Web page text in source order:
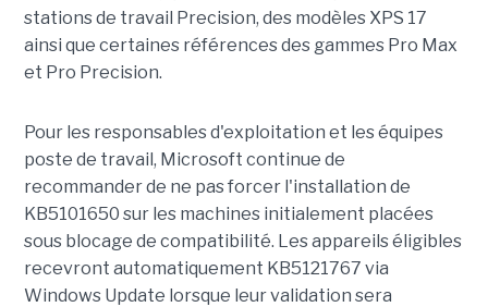
stations de travail Precision, des modèles XPS 17
ainsi que certaines références des gammes Pro Max
et Pro Precision.
Pour les responsables d'exploitation et les équipes
poste de travail, Microsoft continue de
recommander de ne pas forcer l'installation de
KB5101650 sur les machines initialement placées
sous blocage de compatibilité. Les appareils éligibles
recevront automatiquement KB5121767 via
Windows Update lorsque leur validation sera